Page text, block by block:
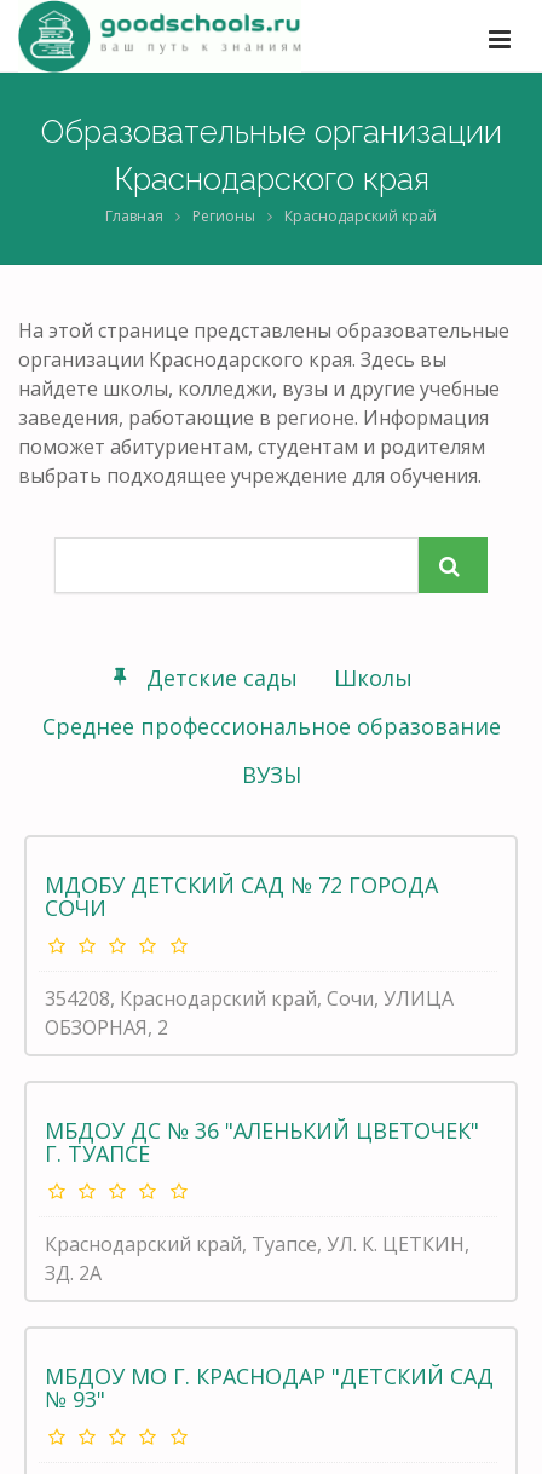
Образовательные организации
Краснодарского края
Главная Регионы Краснодарский край
На этой странице представлены образовательные
организации Краснодарского края. Здесь вы
найдете школы, колледжи, вузы и другие учебные
заведения, работающие в регионе. Информация
поможет абитуриентам, студентам и родителям
выбрать подходящее учреждение для обучения.
Детские сады
Школы
Среднее профессиональное образование
ВУЗЫ
МДОБУ ДЕТСКИЙ САД № 72 ГОРОДА
СОЧИ
354208, Краснодарский край, Сочи, УЛИЦА
ОБЗОРНАЯ, 2
МБДОУ ДС № 36 "АЛЕНЬКИЙ ЦВЕТОЧЕК"
Г. ТУАПСЕ
Краснодарский край, Туапсе, УЛ. К. ЦЕТКИН,
ЗД. 2А
МБДОУ МО Г. КРАСНОДАР "ДЕТСКИЙ САД
№ 93"